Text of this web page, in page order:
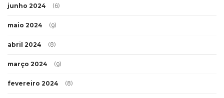
junho 2024 (6)
maio 2024 (9)
abril 2024 (8)
março 2024 (9)
fevereiro 2024 (8)